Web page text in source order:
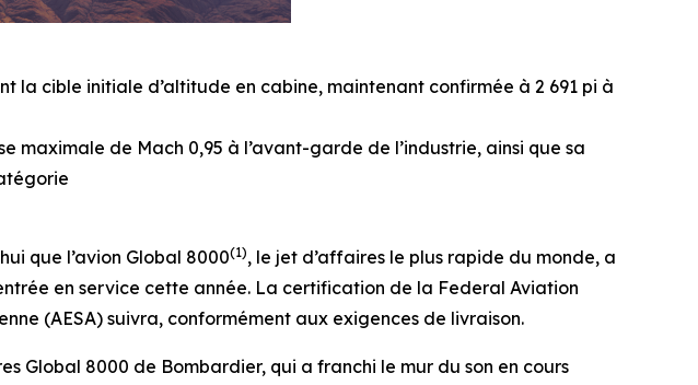
la cible initiale d’altitude en cabine, maintenant confirmée à 2 691 pi à
maximale de Mach 0,95 à l’avant-garde de l’industrie, ainsi que sa
que l’avion Global 8000(1), le jet d’affaires le plus rapide du monde, a
en service cette année. La certification de la Federal Aviation
(AESA) suivra, conformément aux exigences de livraison.
Global 8000 de Bombardier, qui a franchi le mur du son en cours